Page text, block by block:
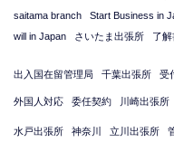
saitama branch
Start Business in
will in Japan
さいたま出張所 了解
出入国在留管理局 千葉出張所 受
外国人対応 委任契約 川崎出張所
水戸出張所 神奈川 立川出張所